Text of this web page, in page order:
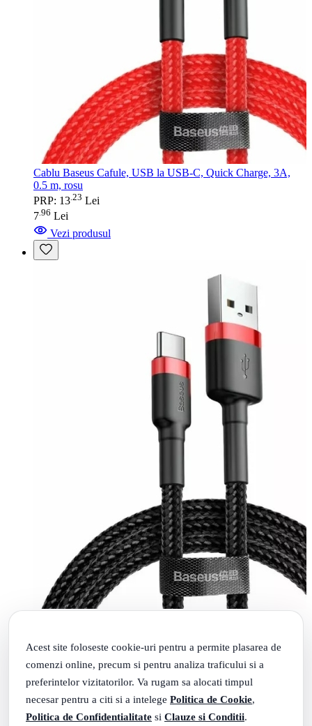
Acest site foloseste cookie-uri pentru a permite plasarea de
comenzi online, precum si pentru analiza traficului si a
preferintelor vizitatorilor. Va rugam sa alocati timpul
necesar pentru a citi si a intelege Politica de Cookie,
Politica de Confidentialitate si Clauze si Conditii.
Cablu Baseus Cafule, USB la USB-C, Quick Charge, 3A,
0.5 m, rosu
PRP: 13 23 Lei
7.96 Lei
Vezi produsul
PRP: 27 .56Lei
23
Lei
Vezi produsul